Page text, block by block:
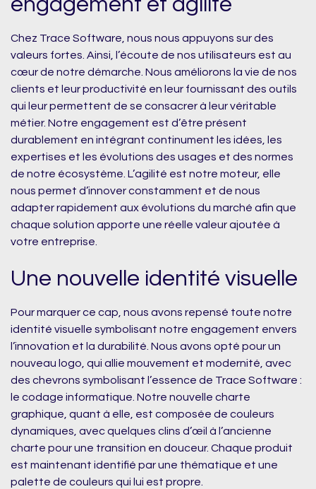
Chez Trace Software, nous nous appuyons sur des
valeurs fortes. Ainsi, l’écoute de nos utilisateurs est au
cœur de notre démarche. Nous améliorons la vie de nos
clients et leur productivité en leur fournissant des outils
qui leur permettent de se consacrer à leur véritable
métier. Notre engagement est d’être présent
durablement en intégrant continument les idées, les
expertises et les évolutions des usages et des normes
de notre écosystème. L’agilité est notre moteur, elle
nous permet d’innover constamment et de nous
adapter rapidement aux évolutions du marché afin que
chaque solution apporte une réelle valeur ajoutée à
votre entreprise.
Une nouvelle identité visuelle
Pour marquer ce cap, nous avons repensé toute notre
identité visuelle symbolisant notre engagement envers
l’innovation et la durabilité. Nous avons opté pour un
nouveau logo, qui allie mouvement et modernité, avec
des chevrons symbolisant l’essence de Trace Software :
le codage informatique. Notre nouvelle charte
graphique, quant à elle, est composée de couleurs
dynamiques, avec quelques clins d’œil à l’ancienne
charte pour une transition en douceur. Chaque produit
est maintenant identifié par une thématique et une
palette de couleurs qui lui est propre.